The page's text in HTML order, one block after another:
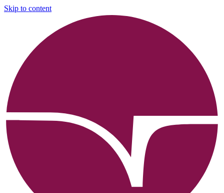
Skip to content